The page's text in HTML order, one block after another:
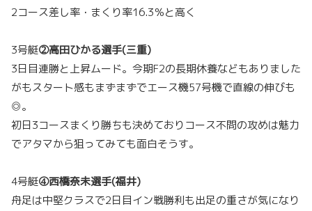
2コース差し率・まくり率16.3％と高く
3号艇②高田ひかる選手(三重)
3日目連勝と上昇ムード。今期F2の長期休養などもありました
がもスタート感もまずまずでエース機57号機で直線の伸びも
◎。
初日3コースまくり勝ちも決めておりコース不問の攻めは魅力
でアタマから狙ってみても面白そうす。
4号艇④西橋奈未選手(福井)
舟足は中堅クラスで2日目イン戦勝利も出足の重さが気になり